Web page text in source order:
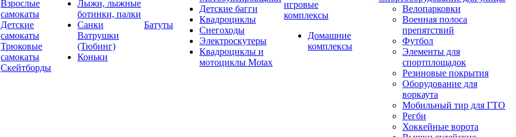
Взрослые
самокаты
Детские
самокаты
Трюковые
самокаты
Скейтборды
Лыжи, лыжные
ботинки, палки
Санки
Ватрушки
(Тюбинг)
Коньки
Батуты
Детские багги
Квадроциклы
Снегоходы
Электроскутеры
Квадроциклы и
мотоциклы Motax
игровые
комплексы
Домашние
комплексы
Велопарковки
Военная полоса
препятствий
Футбол
Элементы для
спортплощадок
Резиновые покрытия
Оборудование для
воркаута
Мобильный тир для ГТО
Регби
Хоккейные ворота